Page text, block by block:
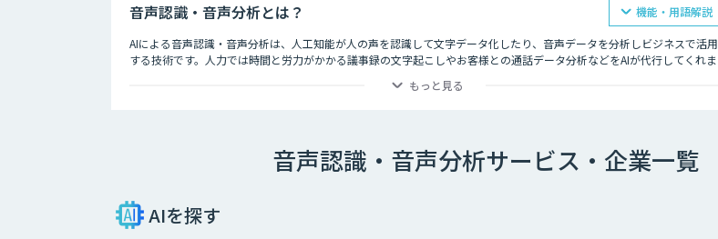
音声認識・音声分析とは？
AIによる音声認識・音声分析は、人工知能が人の声を認識して文字データ化したり、音声データを分析しビジネスで活用
する技術です。人力では時間と労力がかかる議事録の文字起こしやお客様との通話データ分析などをAIが代行してくれま
もっと見る
機能・用語解説
音声認識・音声分析サービス・企業一覧
AIを探す